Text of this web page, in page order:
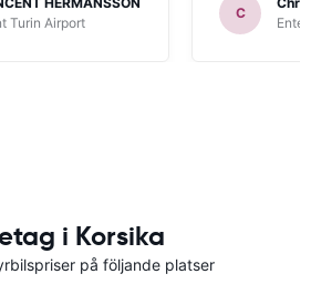
Turin Airport
C
i Korsika
på följande platser